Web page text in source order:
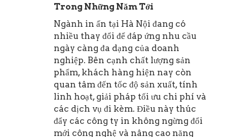
Trong Những Năm Tới
Ngành in ấn tại Hà Nội đang có
nhiều thay đổi để đáp ứng nhu cầu
ngày càng đa dạng của doanh
nghiệp. Bên cạnh chất lượng sản
phẩm, khách hàng hiện nay còn
quan tâm đến tốc độ sản xuất, tính
linh hoạt, giải pháp tối ưu chi phí và
các dịch vụ đi kèm. Điều này thúc
đẩy các công ty in không ngừng đổi
mới công nghệ và nâng cao năng